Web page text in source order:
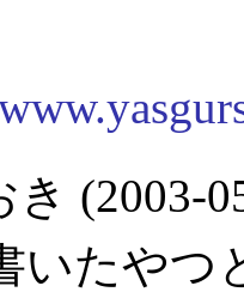
き (2003-
いたやつ